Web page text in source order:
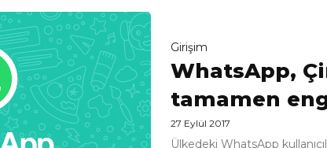
Girişim
WhatsApp,
tamamen
27 Eylül 2017
Ülkedeki WhatsApp